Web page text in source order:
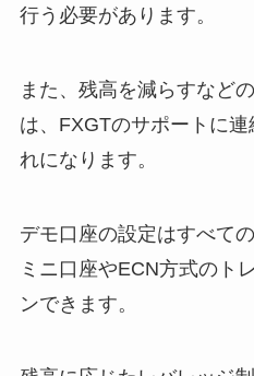
行う必要があります。
また、残高を減らすなど
は、FXGTのサポートに
れになります。
デモ口座の設定はすべて
ミニ口座やECN方式のト
ンできます。